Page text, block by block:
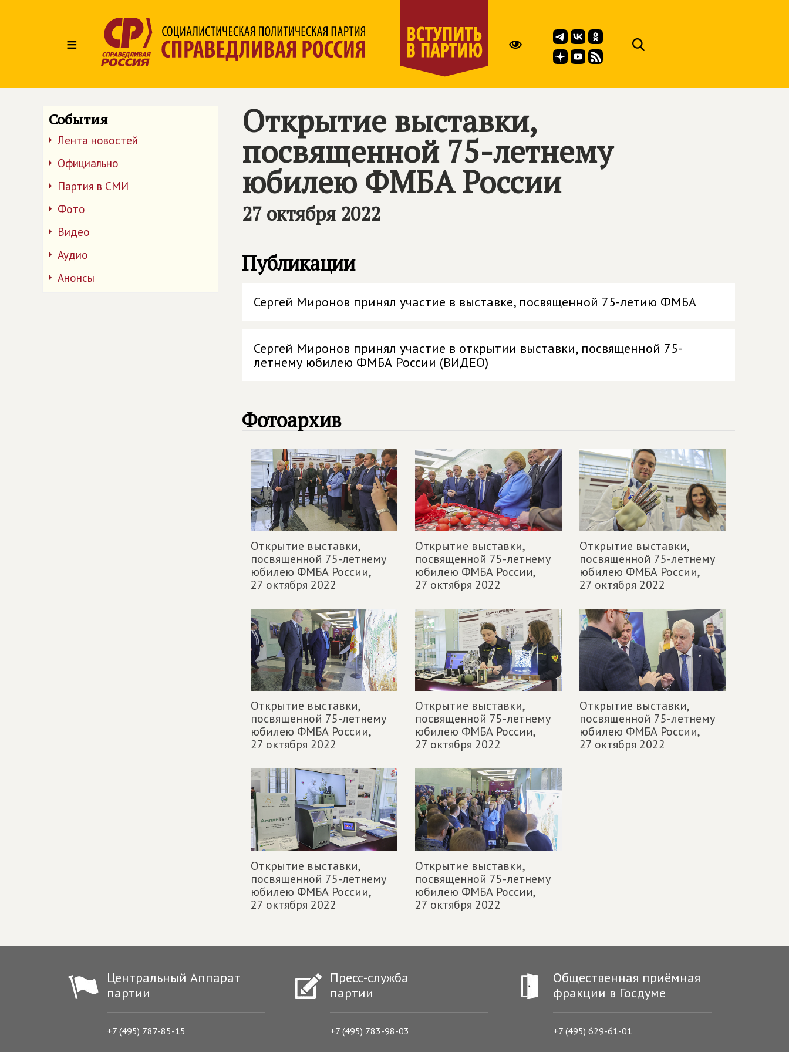
≡
События
Лента новостей
Официально
Партия в СМИ
Фото
Видео
Аудио
Анонсы
Открытие выставки,
посвященной 75-летнему
юбилею ФМБА России
27 октября 2022
Публикации
Сергей Миронов принял участие в выставке, посвященной 75-летию ФМБА
Сергей Миронов принял участие в открытии выставки, посвященной 75-
летнему юбилею ФМБА России (ВИДЕО)
Фотоархив
Открытие выставки,
посвященной 75-летнему
юбилею ФМБА России,
27 октября 2022
Открытие выставки,
посвященной 75-летнему
юбилею ФМБА России,
27 октября 2022
Открытие выставки,
посвященной 75-летнему
юбилею ФМБА России,
27 октября 2022
Открытие выставки,
посвященной 75-летнему
юбилею ФМБА России,
27 октября 2022
Открытие выставки,
посвященной 75-летнему
юбилею ФМБА России,
27 октября 2022
Открытие выставки,
посвященной 75-летнему
юбилею ФМБА России,
27 октября 2022
Открытие выставки,
посвященной 75-летнему
юбилею ФМБА России,
27 октября 2022
Открытие выставки,
посвященной 75-летнему
юбилею ФМБА России,
27 октября 2022
Центральный Аппарат
партии
+7 (495) 787-85-15
Пресс-служба
партии
+7 (495) 783-98-03
Общественная приёмная
фракции в Госдуме
+7 (495) 629-61-01